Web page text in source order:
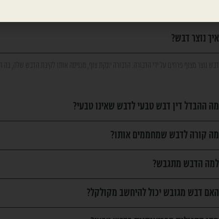
איך נוצר דבש?
דבש נוצר מצוף פרחים על ידי הדבורה. הדבורה יונקת צוף, מכניסה אותו לקיבת הדבש שלה,
מה ההבדל דין דבש טבעי לדבש שאינו טבעי?
מה קורה לדבש שמחממים אותו?
למה הדבש מתגבש?
האם דבש מגובש יכול להיחשב מקולקל?